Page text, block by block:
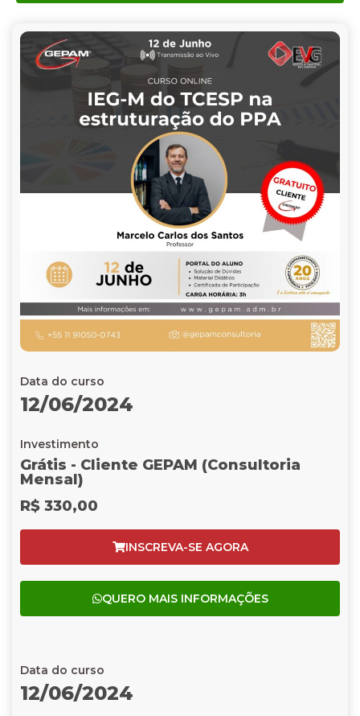
Data do curso
12/06/2024
Investimento
Grátis - Cliente GEPAM (Consultoria
Mensal)
R$ 330,00
INSCREVA-SE AGORA
QUERO MAIS INFORMAÇÕES
Data do curso
12/06/2024